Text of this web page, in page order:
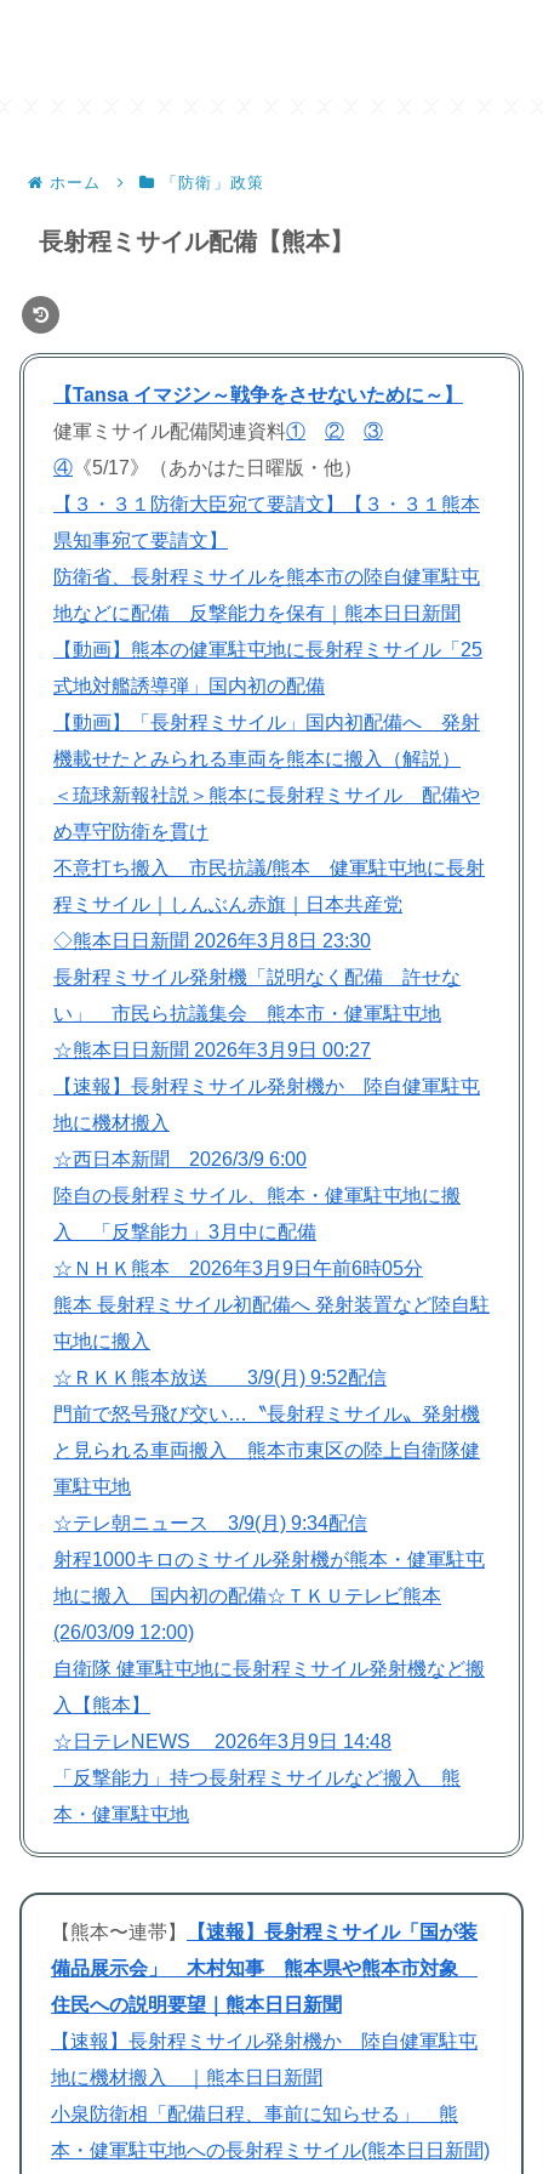
ホーム 「防衛」政策
長射程ミサイル配備【熊本】
【Tansa イマジン～戦争をさせないために～】
健軍ミサイル配備関連資料① ②
③
④ 《5/17》（あかはた日曜版・他）
【３・３１防衛大臣宛て要請文】
【３・３１熊本
県知事宛て要請文】
防衛省、長射程ミサイルを熊本市の陸自健軍駐屯
地などに配備 反撃能力を保有｜熊本日日新聞
【動画】熊本の健軍駐屯地に長射程ミサイル「25
式地対艦誘導弾」国内初の配備
【動画】「長射程ミサイル」国内初配備へ 発射
機載せたとみられる車両を熊本に搬入（解説）
＜琉球新報社説＞熊本に長射程ミサイル 配備や
め専守防衛を貫け
不意打ち搬入 市民抗議/熊本 健軍駐屯地に長射
程ミサイル｜しんぶん赤旗｜日本共産党
◇熊本日日新聞 2026年3月8日 23:30
長射程ミサイル発射機「説明なく配備 許せな
い」 市民ら抗議集会 熊本市・健軍駐屯地
☆熊本日日新聞 2026年3月9日 00:27
【速報】長射程ミサイル発射機か 陸自健軍駐屯
地に機材搬入
☆西日本新聞 2026/3/9 6:00
陸自の長射程ミサイル、熊本・健軍駐屯地に搬
入 「反撃能力」3月中に配備
☆ＮＨＫ熊本 2026年3月9日午前6時05分
熊本 長射程ミサイル初配備へ 発射装置など陸自駐
屯地に搬入
☆ＲＫＫ熊本放送 3/9(月) 9:52配信
門前で怒号飛び交い…〝長射程ミサイル〟発射機
と見られる車両搬入 熊本市東区の陸上自衛隊健
軍駐屯地
☆テレ朝ニュース 3/9(月) 9:34配信
射程1000キロのミサイル発射機が熊本・健軍駐屯
地に搬入 国内初の配備☆ＴＫＵテレビ熊本
(26/03/09 12:00)
自衛隊 健軍駐屯地に長射程ミサイル発射機など搬
入【熊本】
☆日テレNEWS 2026年3月9日 14:48
「反撃能力」持つ長射程ミサイルなど搬入 熊
本・健軍駐屯地
【熊本〜連帯】
【速報】長射程ミサイル「国が装
備品展示会」 木村知事 熊本県や熊本市対象
住民への説明要望｜熊本日日新聞
【速報】長射程ミサイル発射機か 陸自健軍駐屯
地に機材搬入 ｜熊本日日新聞
小泉防衛相「配備日程、事前に知らせる」 熊
本・健軍駐屯地への長射程ミサイル(熊本日日新聞)